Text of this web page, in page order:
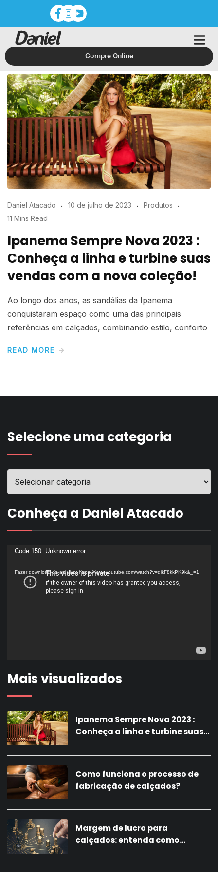
Compre Online
Daniel Atacado 10 de julho de 2023
Produtos
11 Mins Read
Ipanema Sempre Nova 2023 :
Conheça a linha e turbine suas
vendas com a nova coleção!
Ao longo dos anos, as sandálias da Ipanema
conquistaram espaço como uma das principais
referências em calçados, combinando estilo, conforto
READ MORE
Selecione uma categoria
Conheça a Daniel Atacado
Tocador
vídeo
Code 150: Unknown error.
Fazer download do arquivo: https://www.youtube.com/watch?v=dikF8kkPK9k&_=1
Mais visualizados
Ipanema Sempre Nova 2023 :
Conheça a linha e turbine suas
Como funciona o processo de
fabricação de calçados?
Margem de lucro para
calçados: entenda como